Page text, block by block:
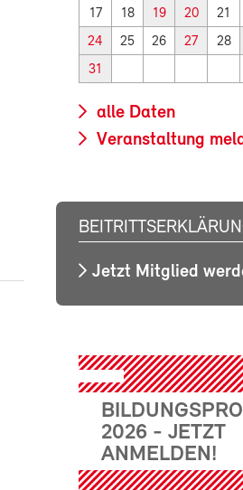
17 18 19 20 21
24 25 26 27 28
31
alle Daten
Veranstaltung
Jetzt Mitglied
2026 - JETZT
ANMELDEN!